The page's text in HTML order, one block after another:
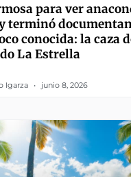
para ver
terminó
conocida: la caza
La Estrella
Igarza junio 8, 2026